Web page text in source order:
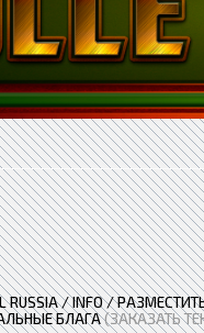
RUSSIA / INFO /
БЛАГА(ЗАКАЗАТЬ